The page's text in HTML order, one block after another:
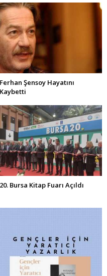
Ferhan Şensoy Hayatını
Kaybetti
20. Bursa Kitap Fuarı Açıldı